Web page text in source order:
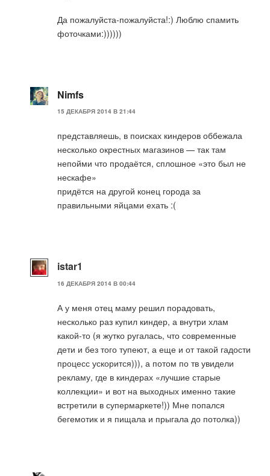
Да пожалуйста-пожалуйста!:) Люблю спамить
фоточками:))))))
Nimfs
15 ДЕКАБРЯ 2014 В 21:44
представляешь, в поисках киндеров оббежала
несколько окрестных магазинов — так там
непойми что продаётся, сплошное «это был не
нескафе»
придётся на другой конец города за
правильными яйцами ехать :(
istar1
16 ДЕКАБРЯ 2014 В 00:44
А у меня отец маму решил порадовать,
несколько раз купил киндер, а внутри хлам
какой-то (я жутко ругалась, что современные
дети и без того тупеют, а еще и от такой гадости
процесс ускорится))), а потом по тв увидели
рекламу, где в киндерах «лучшие старые
коллекции» и вот на выходных именно такие
встретили в супермаркете!)) Мне попался
бегемотик и я пищала и прыгала до потолка))